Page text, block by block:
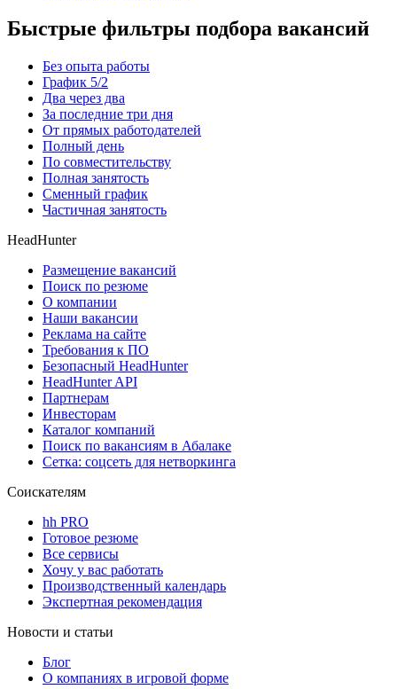
Быстрые фильтры подбора вакансий
Без опыта работы
График 5/2
Два через два
За последние три дня
От прямых работодателей
Полный день
По совместительству
Полная занятость
Сменный график
Частичная занятость
HeadHunter
Размещение вакансий
Поиск по резюме
О компании
Наши вакансии
Реклама на сайте
Требования к ПО
Безопасный HeadHunter
HeadHunter API
Партнерам
Инвесторам
Каталог компаний
Поиск по вакансиям в Абалаке
Сетка: соцсеть для нетворкинга
Соискателям
hh PRO
Готовое резюме
Все сервисы
Хочу у вас работать
Производственный календарь
Экспертная рекомендация
Новости и статьи
Блог
О компаниях в игровой форме